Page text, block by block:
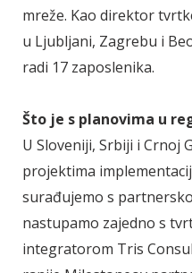
mreže. Kao direktor
u Ljubljani, Zagrebu i
radi 17 zaposlenika.
Što je s planovima u
U Sloveniji, Srbiji i Crnoj
projektima
surađujemo s
nastupamo zajedno s
integratorom Tris